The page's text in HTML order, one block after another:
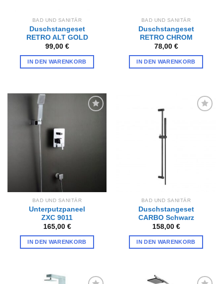
BAD UND SANITÄR
Duschstangeset
RETRO ALT GOLD
99,00 €
IN DEN WARENKORB
BAD UND SANITÄR
Duschstangeset
RETRO CHROM
78,00 €
IN DEN WARENKORB
BAD UND SANITÄR
Unterputzpaneel
ZXC 9011
165,00 €
IN DEN WARENKORB
BAD UND SANITÄR
Duschstangeset
CARBO Schwarz
158,00 €
IN DEN WARENKORB